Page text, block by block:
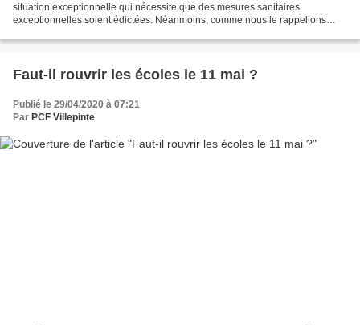
situation exceptionnelle qui nécessite que des mesures sanitaires
exceptionnelles soient édictées. Néanmoins, comme nous le rappelions
Faut-il rouvrir les écoles le 11 mai ?
Publié le 29/04/2020 à 07:21
Par PCF Villepinte